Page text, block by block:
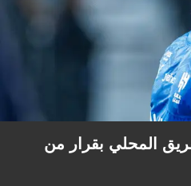
المحلي بقرار من